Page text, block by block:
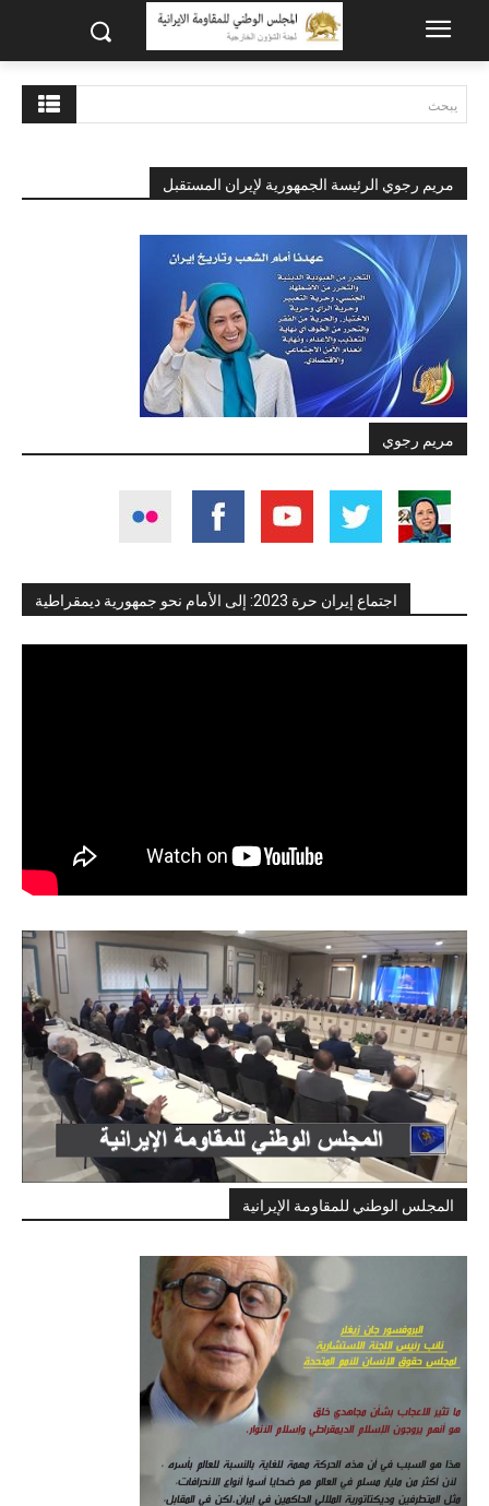
يبحث
مريم رجوي الرئيسة الجمهورية لإيران المستقبل
مريم رجوي
اجتماع إيران حرة 2023: إلى الأمام نحو جمهورية ديمقراطية
المجلس الوطني للمقاومة الإيرانية